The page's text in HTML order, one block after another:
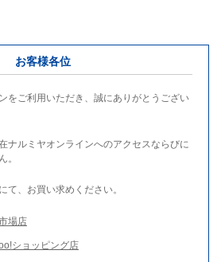
お客様各位
をご利用いただき、誠にありがとうござい
ナルミヤオンラインへのアクセスならびに
。
て、お買い求めください。
場店
ショッピング店